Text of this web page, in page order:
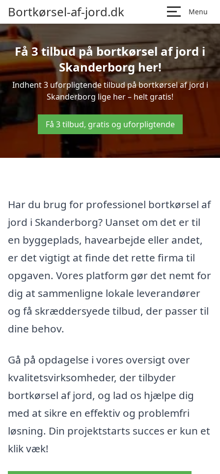
Bortkørsel-af-jord.dk Menu
Få 3 tilbud på bortkørsel af jord i
Skanderborg her!
Indhent 3 uforpligtende tilbud på bortkørsel af jord i
Skanderborg lige her – helt gratis!
Få 3 tilbud, gratis og uforpligtende
Har du brug for professionel bortkørsel af
jord i Skanderborg? Uanset om det er til
en byggeplads, havearbejde eller andet,
er det vigtigt at finde det rette firma til
opgaven. Vores platform gør det nemt for
dig at sammenligne lokale leverandører
og få skræddersyede tilbud, der passer til
dine behov.
Gå på opdagelse i vores oversigt over
kvalitetsvirksomheder, der tilbyder
bortkørsel af jord, og lad os hjælpe dig
med at sikre en effektiv og problemfri
løsning. Din projektstarts succes er kun et
klik væk!